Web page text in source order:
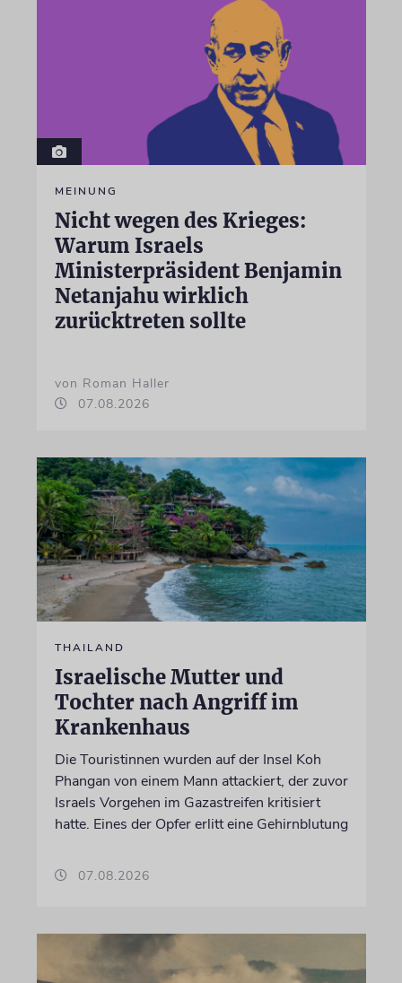
MEINUNG
Nicht wegen des Krieges:
Warum Israels
Ministerpräsident Benjamin
Netanjahu wirklich
zurücktreten sollte
von Roman Haller
07.08.2026
THAILAND
Israelische Mutter und
Tochter nach Angriff im
Krankenhaus
Die Touristinnen wurden auf der Insel Koh
Phangan von einem Mann attackiert, der zuvor
Israels Vorgehen im Gazastreifen kritisiert
hatte. Eines der Opfer erlitt eine Gehirnblutung
07.08.2026